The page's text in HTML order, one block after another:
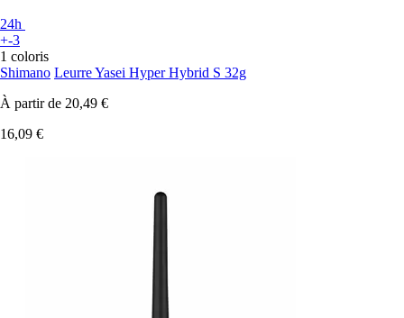
24h
+-3
1 coloris
Shimano Leurre Yasei Hyper Hybrid S 32g
À partir de 20,49 €
16,09 €